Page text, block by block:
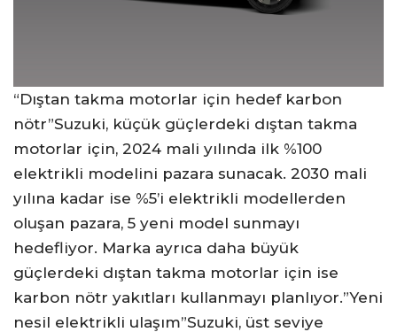
“Dıştan takma motorlar için hedef karbon
nötr”Suzuki, küçük güçlerdeki dıştan takma
motorlar için, 2024 mali yılında ilk %100
elektrikli modelini pazara sunacak. 2030 mali
yılına kadar ise %5’i elektrikli modellerden
oluşan pazara, 5 yeni model sunmayı
hedefliyor. Marka ayrıca daha büyük
güçlerdeki dıştan takma motorlar için ise
karbon nötr yakıtları kullanmayı planlıyor.”Yeni
nesil elektrikli ulaşım”Suzuki, üst seviye